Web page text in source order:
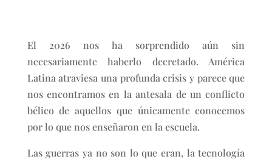
El 2026 nos ha sorprendido aún sin
necesariamente haberlo decretado. América
Latina atraviesa una profunda crisis y parece que
nos encontramos en la antesala de un conflicto
bélico de aquellos que únicamente conocemos
por lo que nos enseñaron en la escuela.
Las guerras ya no son lo que eran, la tecnología